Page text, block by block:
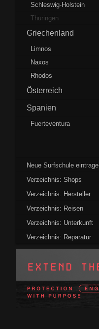
Schleswig-Holstein
Thüringen
Griechenland
Limnos
Naxos
Rhodos
Österreich
Spanien
Fuerteventura
Neue Surfschule
Verzeichnis: Shops
Verzeichnis: Hersteller
Verzeichnis: Reisen
Verzeichnis: Unterkunft
Verzeichnis: Reparatur